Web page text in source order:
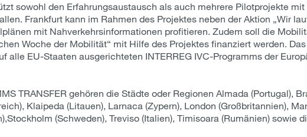
sowohl den Erfahrungsaustausch als auch mehrere Pilotprojekte
Frankfurt kann im Rahmen des Projektes neben der Aktion „Wir
mit Nahverkehrsinformationen profitieren. Zudem soll die
Woche der Mobilität“ mit Hilfe des Projektes finanziert werden.
alle EU-Staaten ausgerichteten INTERREG IVC-Programms der
TRANSFER gehören die Städte oder Regionen Almada (Portugal),
Klaipeda (Litauen), Larnaca (Zypern), London (Großbritannien),
(Schweden), Treviso (Italien), Timisoara (Rumänien) sowie